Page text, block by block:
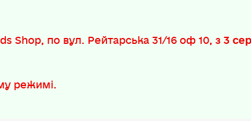
Shop, по вул. Рейтарська 31/16 оф 10, з3
режимі.